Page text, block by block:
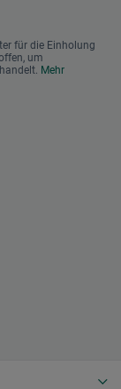
für die Einholung
um
Mehr